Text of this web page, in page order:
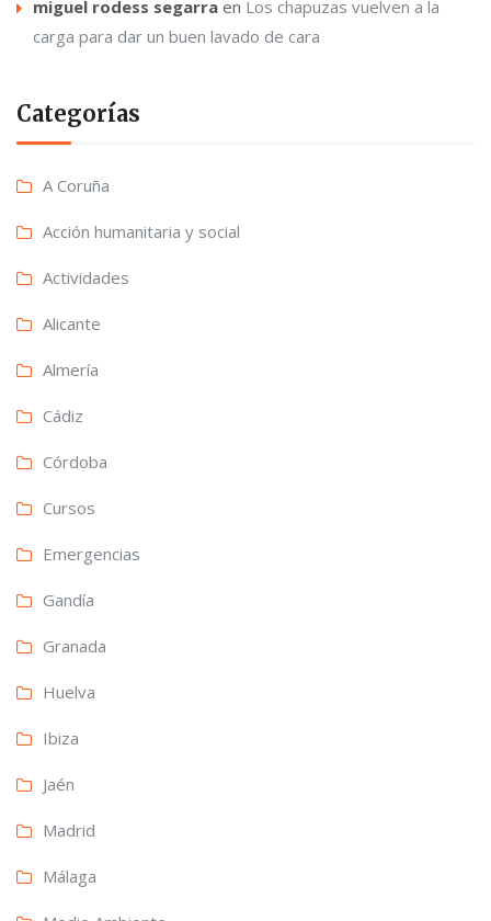
miguel rodess segarra en Los chapuzas vuelven a la
carga para dar un buen lavado de cara
Categorías
A Coruña
Acción humanitaria y social
Actividades
Alicante
Almería
Cádiz
Córdoba
Cursos
Emergencias
Gandía
Granada
Huelva
Ibiza
Jaén
Madrid
Málaga